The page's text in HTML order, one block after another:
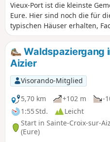
Vieux-Port ist die kleinste
Eure. Hier sind noch die für
typischen Häuser erhalten,
Lehmverputz und
Zwischenstopp für
Wanderung führt durch das
wunderschöne Wälder und
und bietet schöne Ausblicke
Waldspaziergang
Aizier
Visorando-Mitglied
5,70 km
+102 m
-
1:55 Std.
Leicht
Start in Sainte-Croix-sur-
(Eure)